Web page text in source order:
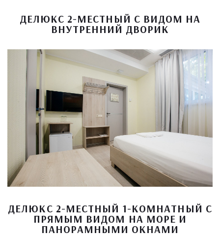
ДЕЛЮКС 2-МЕСТНЫЙ С ВИДОМ НА
ВНУТРЕННИЙ ДВОРИК
ДЕЛЮКС 2-МЕСТНЫЙ 1-КОМНАТНЫЙ С
ПРЯМЫМ ВИДОМ НА МОРЕ И
ПАНОРАМНЫМИ ОКНАМИ